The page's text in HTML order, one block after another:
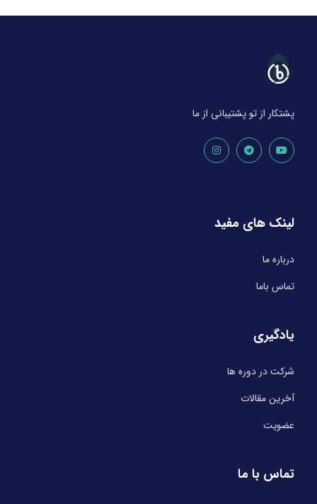
پشتکار از تو پشتیبانی از ما
لینک های مفید
درباره ما
تماس باما
یادگیری
شرکت در دوره ها
آخرین مقالات
عضویت
تماس با ما